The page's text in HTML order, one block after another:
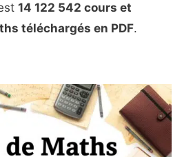
14 122 542 cours et
téléchargés en PDF.